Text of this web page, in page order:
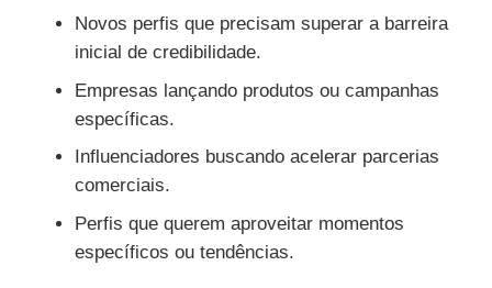
Novos perfis que precisam superar a barreira
inicial de credibilidade.
Empresas lançando produtos ou campanhas
específicas.
Influenciadores buscando acelerar parcerias
comerciais.
Perfis que querem aproveitar momentos
específicos ou tendências.